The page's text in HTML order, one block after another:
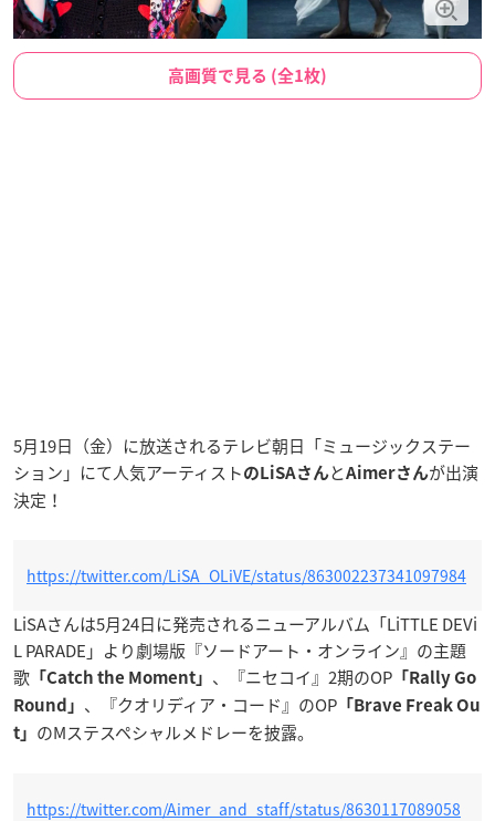
高画質で見る (全1枚)
5月19日（金）に放送されるテレビ朝日「ミュージックステー
ション」にて人気アーティスト のLiSAさんとAimerさんが出演
決定！
https://twitter.com/LiSA_OLiVE/status/863002237341097984
LiSAさんは5月24日に発売されるニューアルバム「LiTTLE DEVi
L PARADE」より劇場版『ソードアート・オンライン』の主題
歌 「Catch the Moment」 、『ニセコイ』2期のOP 「Rally Go
Round」 、『クオリディア・コード』のOP 「Brave Freak Ou
t 」 のMステスペシャルメドレーを披露。
https://twitter.com/Aimer_and_staff/status/8630117089058